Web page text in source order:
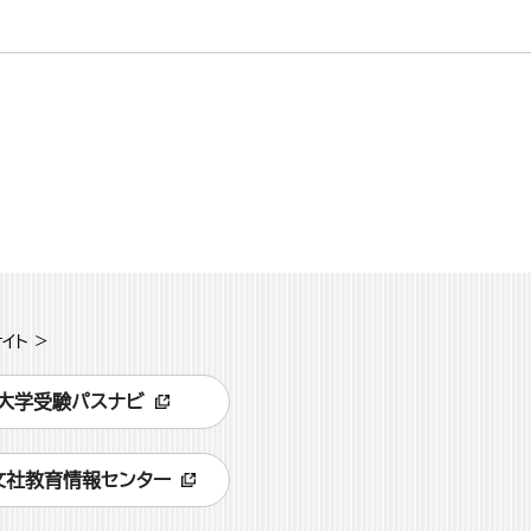
ト >
学受験パスナビ
社教育情報センター